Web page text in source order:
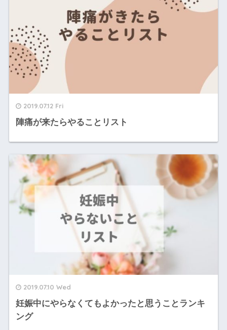
2019.07.12 Fri
陣痛が来たらやることリスト
2019.07.10 Wed
妊娠中にやらなくてもよかったと思うことランキ
ング